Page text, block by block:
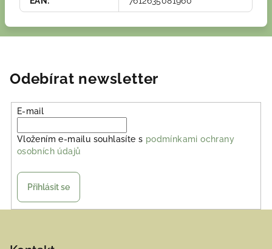
Odebírat newsletter
E-mail
Vložením e-mailu souhlasíte s podmínkami ochrany
osobních údajů
Přihlásit se